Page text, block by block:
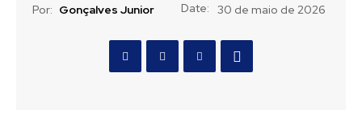
Por: Gonçalves Junior Date: 30 de maio de 2026